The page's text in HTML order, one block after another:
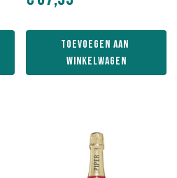
Toevoegen aan
winkelwagen